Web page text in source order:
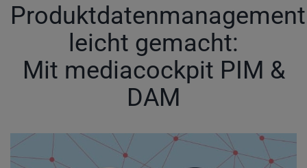
Produktdatenmanagement
leicht gemacht:
Mit mediacockpit PIM &
DAM